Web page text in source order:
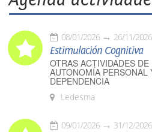
08/01/2026 26/11/2026
Estimulación Cognitiva
OTRAS ACTIVIDADES
AUTONOMÍA PERSONAL
DEPENDENCIA
Ledesma
09/01/2026 31/12/2026